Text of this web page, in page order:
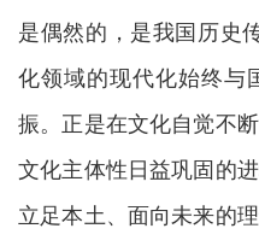
是偶然的，是我国历史
化领域的现代化始终与
振。正是在文化自觉不
文化主体性日益巩固的
立足本土、面向未来的